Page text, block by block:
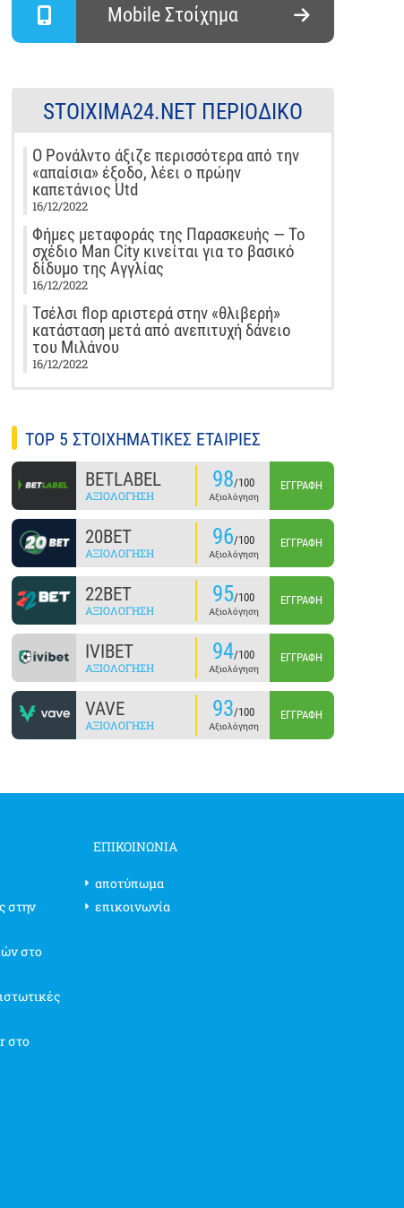
Mobile Στοίχημα
STOIXIMA24.NET ΠΕΡΙΟΔΙΚΌ
Ο Ρονάλντο άξιζε περισσότερα από την
«απαίσια» έξοδο, λέει ο πρώην
καπετάνιος Utd
16/12/2022
Φήμες μεταφοράς της Παρασκευής — Το
σχέδιο Man City κινείται για το βασικό
δίδυμο της Αγγλίας
16/12/2022
Τσέλσι flop αριστερά στην «θλιβερή»
κατάσταση μετά από ανεπιτυχή δάνειο
του Μιλάνου
16/12/2022
TOP 5 ΣΤΟΙΧΗΜΑΤΙΚΕΣ ΕΤΑΙΡΙΕΣ
BETLABEL
ΑΞΙΟΛΌΓΗΣΗ
98/100
Αξιολόγηση
ΕΓΓΡΑΦΉ
20BET
ΑΞΙΟΛΌΓΗΣΗ
96/100
Αξιολόγηση
ΕΓΓΡΑΦΉ
22BET
ΑΞΙΟΛΌΓΗΣΗ
95/100
Αξιολόγηση
ΕΓΓΡΑΦΉ
IVIBET
ΑΞΙΟΛΌΓΗΣΗ
94/100
Αξιολόγηση
ΕΓΓΡΑΦΉ
VAVE
ΑΞΙΟΛΌΓΗΣΗ
93/100
Αξιολόγηση
ΕΓΓΡΑΦΉ
στην
στο
στο
ΕΠΙΚΟΙΝΩΝΊΑ
αποτύπωμα
επικοινωνία